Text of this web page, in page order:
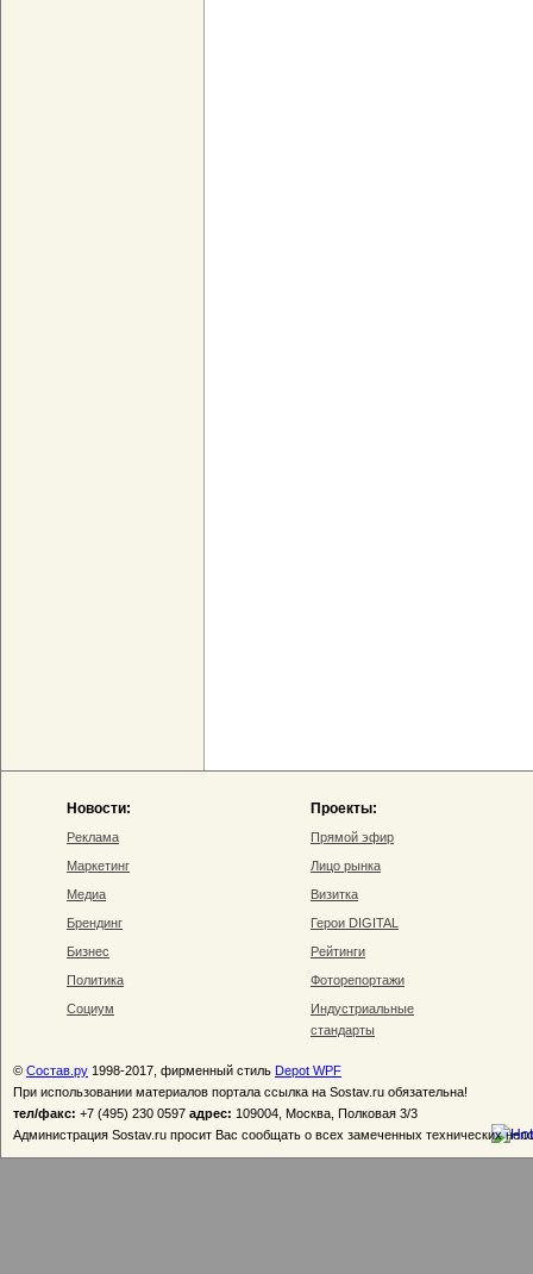
Новости:
Реклама
Маркетинг
Медиа
Брендинг
Бизнес
Политика
Социум
Проекты:
Прямой эфир
Лицо рынка
Визитка
Герои DIGITAL
Рейтинги
Фоторепортажи
Индустриальные
стандарты
© Состав.ру 1998-2017, фирменный стиль Depot WPF
При использовании материалов портала ссылка на Sostav.ru обязательна!
тел/факс: +7 (495) 230 0597 адрес: 109004, Москва, Полковая 3/3
Администрация Sostav.ru просит Вас сообщать о всех замеченных технических